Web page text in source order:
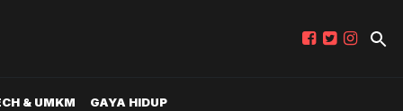
& UMKM GAYA HIDUP